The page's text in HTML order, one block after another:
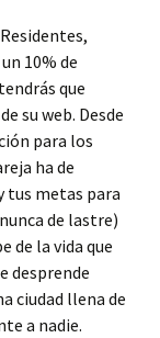
10% de
que
su web. Desde
para los
ha de
tus metas para
de lastre)
de la vida que
desprende
ciudad llena de
a nadie.